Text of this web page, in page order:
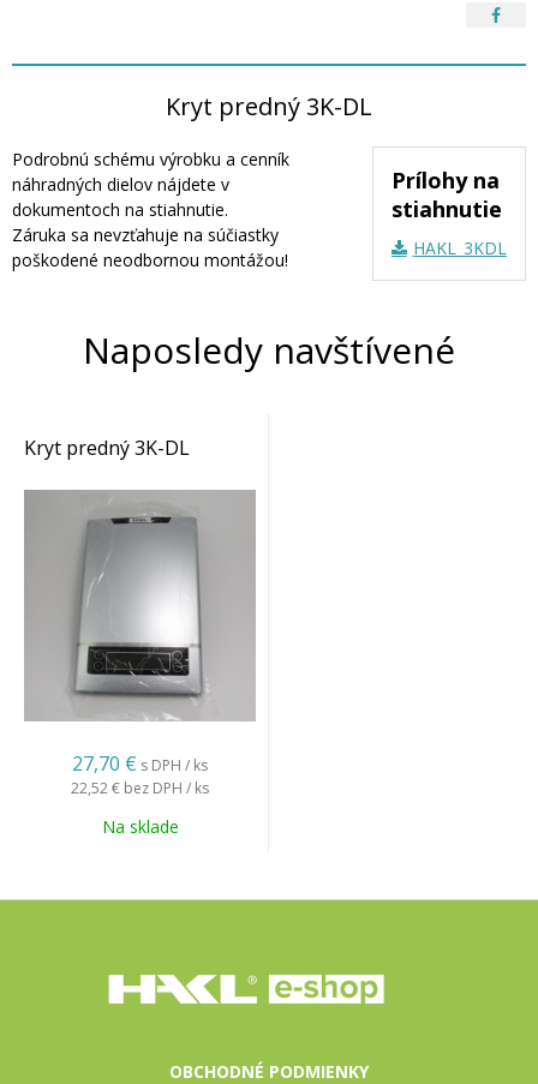
Kryt predný 3K-DL
Prílohy na
stiahnutie
Podrobnú schému výrobku a cenník
náhradných dielov nájdete v
dokumentoch na stiahnutie.
Záruka sa nevzťahuje na súčiastky
poškodené neodbornou montážou!
Naposledy navštívené
Kryt predný 3K-DL
27,70 € s DPH / ks
22,52 € bez DPH / ks
Na sklade
OBCHODNÉ PODMIENKY